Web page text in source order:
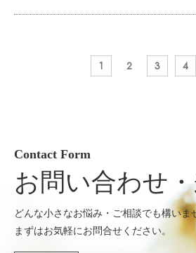
1 2 3 4
Contact Form
お問い合わせ
どんな小さなお悩み・ご相談でも構いま
まずはお気軽にお問合せください。